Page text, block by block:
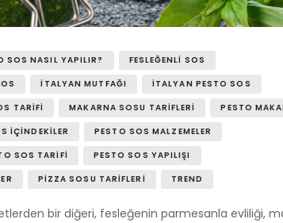
SOS NASIL YAPILIR?
FESLEĞENLI SOS
İTALYAN MUTFAĞI
İTALYAN PESTO SOS
TARIFI MAKARNA SOSU TARIFLERI
PESTO
İÇINDEKILER
PESTO SOS MALZEMELER
SOS TARIFI
PESTO SOS YAPILIŞI
PIZZA SOSU TARIFLERI TREND
bir diğeri, fesleğenin parmesanla evliliği,